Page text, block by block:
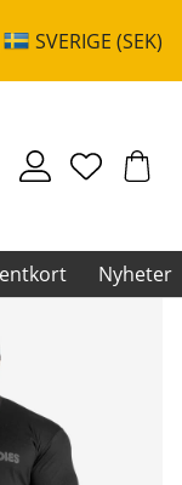
SVERIGE (SEK)
Nyheter